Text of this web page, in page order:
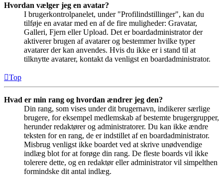
Hvordan vælger jeg en avatar?
I brugerkontrolpanelet, under "Profilindstillinger", kan du
tilføje en avatar med en af de fire muligheder: Gravatar,
Galleri, Fjern eller Upload. Det er boardadministrator der
aktiverer brugen af avatarer og bestemmer hvilke typer
avatarer der kan anvendes. Hvis du ikke er i stand til at
tilknytte avatarer, kontakt da venligst en boardadministrator.
Top
Hvad er min rang og hvordan ændrer jeg den?
Din rang, som vises under dit brugernavn, indikerer særlige
brugere, for eksempel medlemskab af bestemte brugergrupper,
herunder redaktører og administratorer. Du kan ikke ændre
teksten for en rang, de er indstillet af en boardadministrator.
Misbrug venligst ikke boardet ved at skrive unødvendige
indlæg blot for at forøge din rang. De fleste boards vil ikke
tolerere dette, og en redaktør eller administrator vil simpelthen
formindske dit antal indlæg.